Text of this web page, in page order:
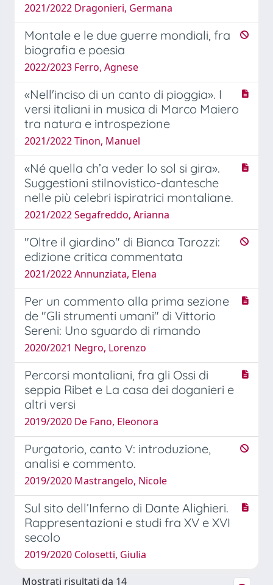
2021/2022 Dragonieri, Germana
Montale e le due guerre mondiali, fra
biografia e poesia
2022/2023 Ferro, Agnese
«Nell'inciso di un canto di pioggia». I
versi italiani in musica di Marco Maiero
tra natura e introspezione
2021/2022 Tinon, Manuel
«Né quella ch’a veder lo sol si gira».
Suggestioni stilnovistico-dantesche
nelle più celebri ispiratrici montaliane.
2021/2022 Segafreddo, Arianna
"Oltre il giardino" di Bianca Tarozzi:
edizione critica commentata
2021/2022 Annunziata, Elena
Per un commento alla prima sezione
de "Gli strumenti umani" di Vittorio
Sereni: Uno sguardo di rimando
2020/2021 Negro, Lorenzo
Percorsi montaliani, fra gli Ossi di
seppia Ribet e La casa dei doganieri e
altri versi
2019/2020 De Fano, Eleonora
Purgatorio, canto V: introduzione,
analisi e commento.
2019/2020 Mastrangelo, Nicole
Sul sito dell’Inferno di Dante Alighieri.
Rappresentazioni e studi fra XV e XVI
secolo
2019/2020 Colosetti, Giulia
Mostrati risultati da 14